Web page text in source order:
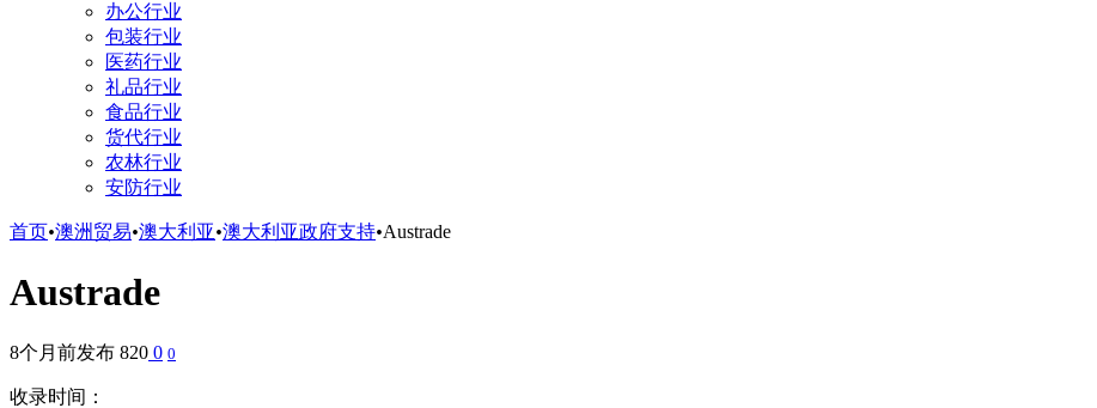
办公行业
包装行业
医药行业
礼品行业
食品行业
货代行业
农林行业
安防行业
首页•澳洲贸易•澳大利亚•澳大利亚政府支持•Austrade
Austrade
8个月前发布 820 0 0
收录时间：